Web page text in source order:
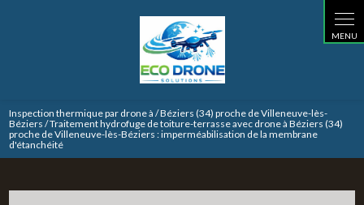
Inspection thermique par drone à / Béziers (34) proche de Villeneuve-lès-
Béziers / Traitement hydrofuge de toiture-terrasse avec drone à Béziers (34)
proche de Villeneuve-lès-Béziers : imperméabilisation de la membrane
d'étanchéité